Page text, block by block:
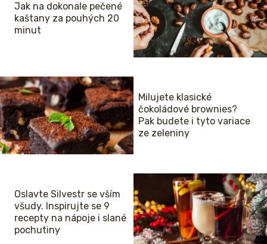
Jak na dokonale pečené
kaštany za pouhých 20
minut
Milujete klasické
čokoládové brownies?
Pak budete i tyto variace
ze zeleniny
Oslavte Silvestr se vším
všudy. Inspirujte se 9
recepty na nápoje i slané
pochutiny